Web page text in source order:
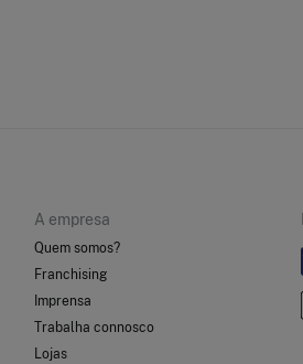
A empresa
Quem somos?
Franchising
Imprensa
Trabalha connosco
Lojas